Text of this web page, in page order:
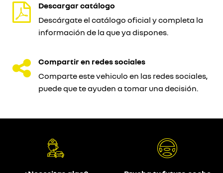
Descargar catálogo
Descárgate el catálogo oficial y completa la
información de la que ya dispones.
Compartir en redes sociales
Comparte este vehiculo en las redes sociales,
puede que te ayuden a tomar una decisión.